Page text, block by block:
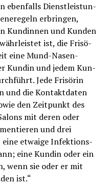
eben­falls Dienst­leis­tun­
erbrin­gen,
Kun­din­nen und Kun­den
ist, die Fri­sö­
eine Mund-Nasen-
Kun­din und jedem Kun­
Jede Fri­sö­rin
und die Kon­takt­da­ten
den Zeit­punkt des
mit deren oder
und drei
eine etwa­ige Infek­ti­ons­
eine Kun­din oder ein
wenn sie oder er mit
ist.“